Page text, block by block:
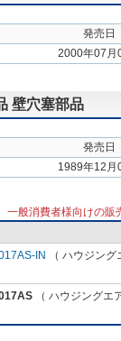
発売日
2000年07月
壁穴塞部品
発売日
1989年12月
般消費者様向けの販
IN
（ ハウジン
（ ハウジングエ